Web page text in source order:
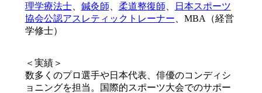
理学療法士、 鍼灸師 柔道整復師
日本スポーツ
協会公認アスレティックトレーナー 、MBA（経営
学修士）
＜実績＞
数多くのプロ選手や日本代表、俳優のコンディシ
ョニングを担当。国際的スポーツ大会でのサポー